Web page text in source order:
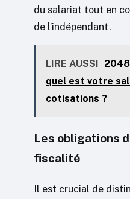
du salariat tout en
de l’indépendant.
LIRE AUSSI
quel est votre
cotisations ?
Les obligations
fiscalité
Il est crucial de